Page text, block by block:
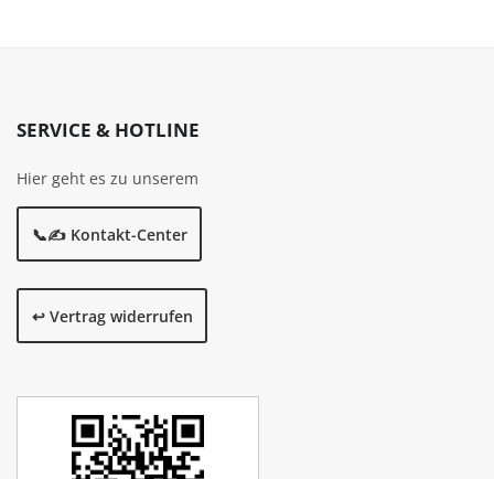
SERVICE & HOTLINE
Hier geht es zu unserem
📞✍️ Kontakt-Center
↩️ Vertrag widerrufen